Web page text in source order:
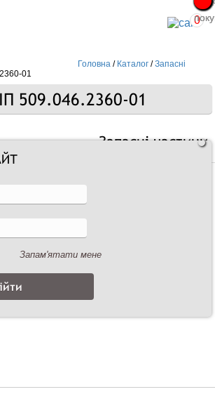
0
Головна / Каталог /Запасні
01
509.046.2360-01
Запасні частини
Запам'ятати мене